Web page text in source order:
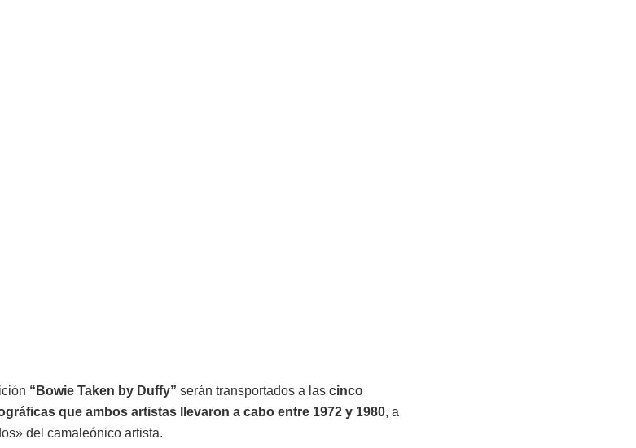
“Bowie Taken by Duffy” serán transportados a las cinco
que ambos artistas llevaron a cabo entre 1972 y 1980, a
del camaleónico artista.